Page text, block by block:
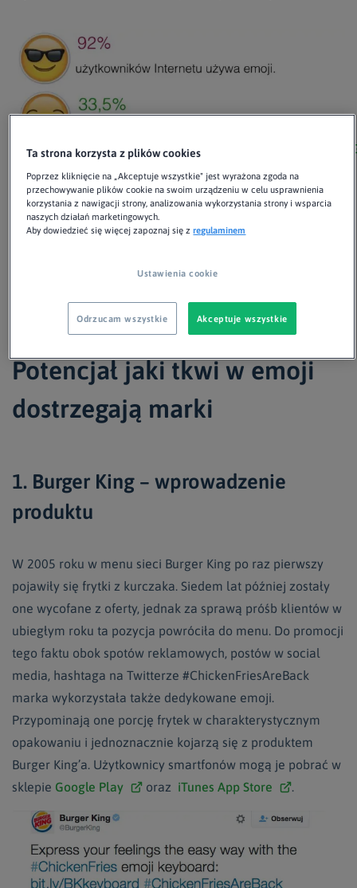
Źródło: Raport Emoji
Potencjał jaki tkwi w emoji
dostrzegają marki
1. Burger King – wprowadzenie
produktu
W 2005 roku w menu sieci Burger King po raz pierwszy
pojawiły się frytki z kurczaka. Siedem lat później zostały
one wycofane z oferty, jednak za sprawą próśb klientów w
ubiegłym roku ta pozycja powróciła do menu. Do promocji
tego faktu obok spotów reklamowych, postów w social
media, hashtaga na Twitterze #ChickenFriesAreBack
marka wykorzystała także dedykowane emoji.
Przypominają one porcję frytek w charakterystycznym
opakowaniu i jednoznacznie kojarzą się z produktem
Burger King’a. Użytkownicy smartfonów mogą je pobrać w
sklepie Google Play oraz iTunes App Store .
Ta strona korzysta z plików cookies
Poprzez kliknięcie na „Akceptuje wszystkie" jest wyrażona zgoda na
przechowywanie plików cookie na swoim urządzeniu w celu usprawnienia
korzystania z nawigacji strony, analizowania wykorzystania strony i wsparcia
naszych działań marketingowych.
Aby dowiedzieć się więcej zapoznaj się zregulaminem
Ustawienia cookie
Odrzucam wszystkie Akceptuje wszystkie